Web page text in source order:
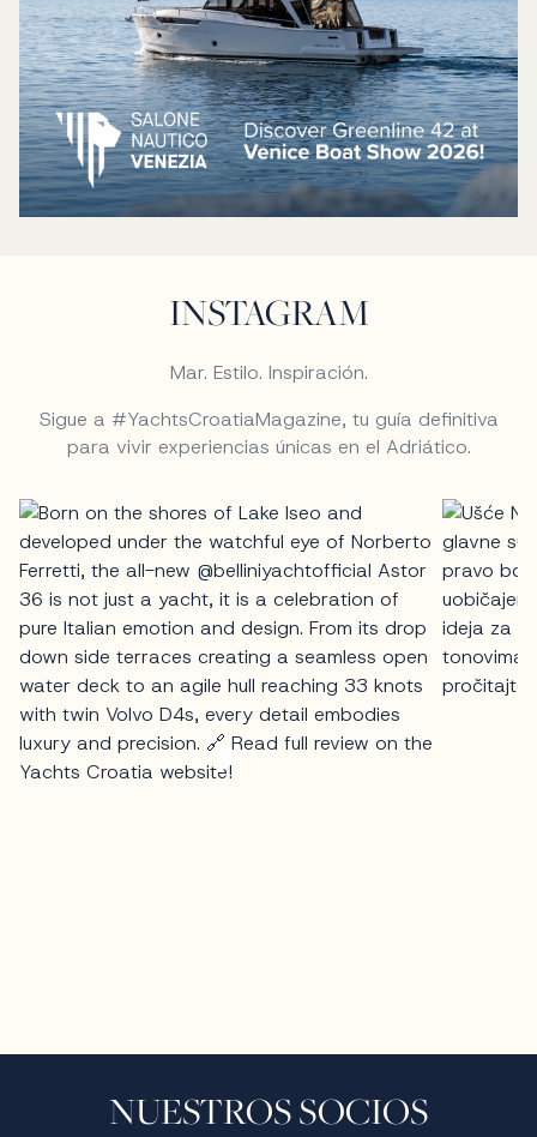
INSTAGRAM
Mar. Estilo. Inspiración.
Sigue a #YachtsCroatiaMagazine, tu guía definitiva
para vivir experiencias únicas en el Adriático.
NUESTROS SOCIOS